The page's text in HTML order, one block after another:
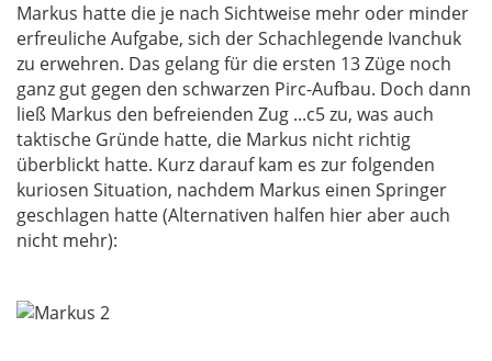
Markus hatte die je nach Sichtweise mehr oder minder
erfreuliche Aufgabe, sich der Schachlegende Ivanchuk
zu erwehren. Das gelang für die ersten 13 Züge noch
ganz gut gegen den schwarzen Pirc-Aufbau. Doch dann
ließ Markus den befreienden Zug ...c5 zu, was auch
taktische Gründe hatte, die Markus nicht richtig
überblickt hatte. Kurz darauf kam es zur folgenden
kuriosen Situation, nachdem Markus einen Springer
geschlagen hatte (Alternativen halfen hier aber auch
nicht mehr):